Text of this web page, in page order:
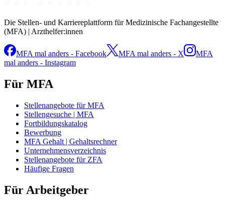
Die Stellen- und Karriereplattform für Medizinische Fachangestellte
(MFA) | Arzthelfer:innen
MFA mal anders - Facebook MFA mal anders - X
MFA
mal anders - Instagram
Für MFA
Stellenangebote für MFA
Stellengesuche | MFA
Fortbildungskatalog
Bewerbung
MFA Gehalt | Gehaltsrechner
Unternehmensverzeichnis
Stellenangebote für ZFA
Häufige Fragen
Für Arbeitgeber